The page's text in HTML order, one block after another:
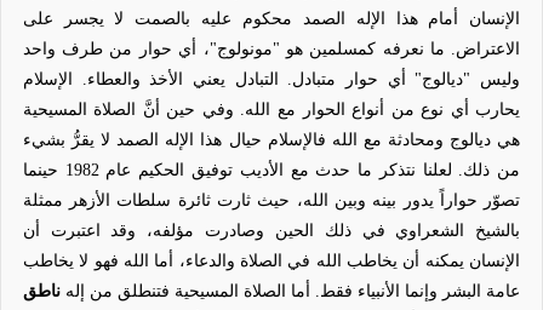
الإنسان أمام هذا الإله الصمد محكوم عليه بالصمت لا يجسر على
الاعتراض. ما نعرفه كمسلمين هو "مونولوج"، أي حوار من طرف واحد
وليس "ديالوج" أي حوار متبادل. التبادل يعني الأخذ والعطاء. الإسلام
يحارب أي نوع من أنواع الحوار مع الله. وفي حين أنَّ الصلاة المسيحية
هي ديالوج ومحادثة مع الله فالإسلام حيال هذا الإله الصمد لا يقرُّ بشيء
من ذلك. لعلنا نتذكر ما حدث مع الأديب توفيق الحكيم عام 1982 حينما
تصوّر حواراً يدور بينه وبين الله، حيث ثارت ثائرة سلطات الأزهر ممثلة
بالشيخ الشعراوي في ذلك الحين وصادرت مؤلفه، وقد اعتبرت أن
الإنسان يمكنه أن يخاطب الله في الصلاة والدعاء، أما الله فهو لا يخاطب
عامة البشر وإنما الأنبياء فقط. أما الصلاة المسيحية فتنطلق من إلهناطق